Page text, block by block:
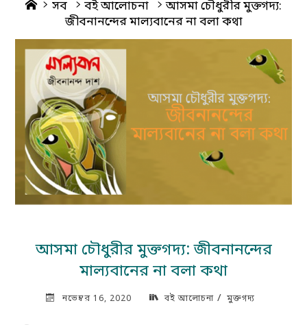
Home
সব বই আলোচনা
আসমা চৌধুরীর মুক্তগদ্য:
জীবনানন্দের মাল্যবানের না বলা কথা
আসমা চৌধুরীর মুক্তগদ্য: জীবনানন্দের
মাল্যবানের না বলা কথা
নভেম্বর 16, 2020 বই আলোচনা / মুক্তগদ্য